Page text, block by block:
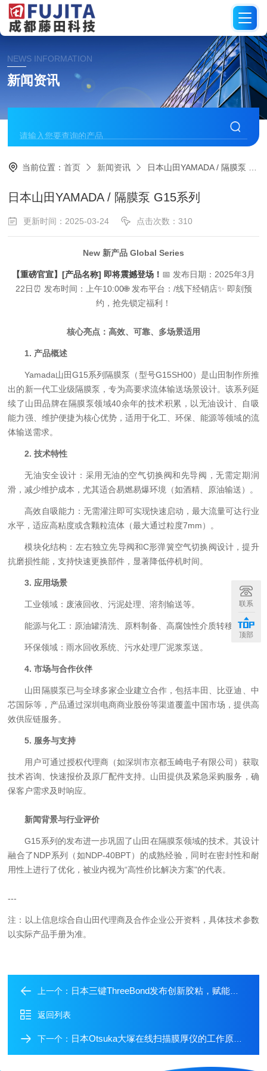
NEWS INFORMATION
新闻资讯
当前位置：首页 新闻资讯 日本山田YAMADA / 隔膜泵 G15系列
日本山田YAMADA / 隔膜泵 G15系列
更新时间：2025-03-24 点击次数：310
New 新产品 Global Series
【重磅官宣】[产品名称] 即将震撼登场！ 📅 发布日期：2025年3月
22日⏰ 发布时间：上午10:00🌐 发布平台：/线下经销店✨ 即刻预
约，抢先锁定福利！
核心亮点：高效、可靠、多场景适用
1. 产品概述
Yamada山田G15系列隔膜泵（型号G15SH00）是山田制作所推
出的新一代工业级隔膜泵，专为高要求流体输送场景设计。该系列延
续了山田品牌在隔膜泵领域40余年的技术积累，以无油设计、自吸
能力强、维护便捷为核心优势，适用于化工、环保、能源等领域的流
体输送需求。
2. 技术特性
无油安全设计：采用无油的空气切换阀和先导阀，无需定期润
滑，减少维护成本，尤其适合易燃易爆环境（如酒精、原油输送）。
高效自吸能力：无需灌注即可实现快速启动，最大流量可达行业
水平，适应高粘度或含颗粒流体（最大通过粒度7mm）。
模块化结构：左右独立先导阀和C形弹簧空气切换阀设计，提升
抗磨损性能，支持快速更换部件，显著降低停机时间。
3. 应用场景
工业领域：废液回收、污泥处理、溶剂输送等。
能源与化工：原油罐清洗、原料制备、高腐蚀性介质转移。
环保领域：雨水回收系统、污水处理厂泥浆泵送。
4. 市场与合作伙伴
山田隔膜泵已与全球多家企业建立合作，包括丰田、比亚迪、中
芯国际等，产品通过深圳电商商业股份等渠道覆盖中国市场，提供高
效供应链服务。
5. 服务与支持
用户可通过授权代理商（如深圳市京都玉崎电子有限公司）获取
技术咨询、快速报价及原厂配件支持。山田提供及紧急采购服务，确
保客户需求及时响应。
新闻背景与行业评价
G15系列的发布进一步巩固了山田在隔膜泵领域的技术。其设计
融合了NDP系列（如NDP-40BPT）的成熟经验，同时在密封性和耐
用性上进行了优化，被业内视为“高性价比解决方案"的代表。
---
注：以上信息综合自山田代理商及合作企业公开资料，具体技术参数
以实际产品手册为准。
上一个： 日本三键ThreeBond发布创新胶粘，赋能光通信与高温工业领域
返回列表
下一个： 日本Otsuka大塚在线扫描膜厚仪的工作原理与应用领域
联系
顶部